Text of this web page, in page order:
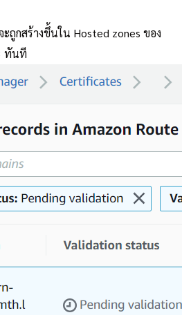
ถูกสร้างขึ้นใน Hosted zones ของ
ทันที